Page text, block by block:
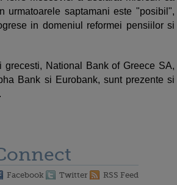
urmatoarele saptamani este "posibil",
in domeniul reformei pensiilor si
grecesti, National Bank of Greece SA,
Bank si Eurobank, sunt prezente si
Facebook Twitter RSS Feed